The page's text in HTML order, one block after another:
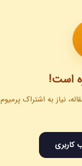
است!
نیاز به اشتراک پرمیوم
کاربری